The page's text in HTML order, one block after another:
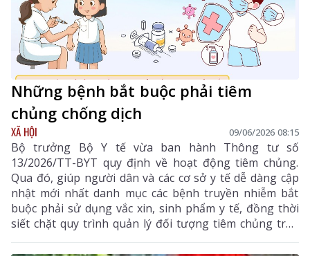
Những bệnh bắt buộc phải tiêm
chủng chống dịch
XÃ HỘI 09/06/2026 08:15
Bộ trưởng Bộ Y tế vừa ban hành Thông tư số
13/2026/TT-BYT quy định về hoạt động tiêm chủng.
Qua đó, giúp người dân và các cơ sở y tế dễ dàng cập
nhật mới nhất danh mục các bệnh truyền nhiễm bắt
buộc phải sử dụng vắc xin, sinh phẩm y tế, đồng thời
siết chặt quy trình quản lý đối tượng tiêm chủng trên
Hệ thống thông tin quốc gia.